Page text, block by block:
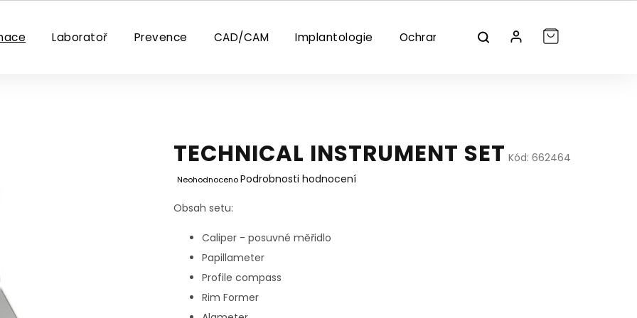
Laboratoř Prevence CAD/CAM Implantologie Ochrana/dezinfekce Značky
TECHNICAL INSTRUMENT SET Kód: 662464
Průměrné
produktu
hvězdiček.
NeohodnocenoPodrobnosti hodnocení
Obsah setu:
Caliper - posuvné měřidlo
Papillameter
Profile compass
Rim Former